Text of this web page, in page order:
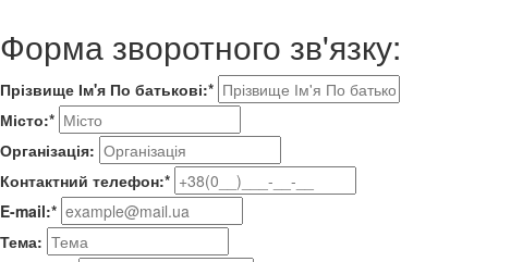
Форма зворотного зв'язку:
Прізвище Ім'я По батькові:*
Місто:*
Організація:
Контактний телефон:*
E-mail:*
Тема: